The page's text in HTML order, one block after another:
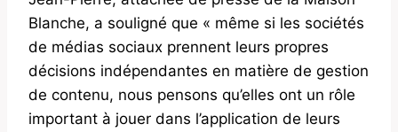
Blanche, a souligné que « même si les sociétés
de médias sociaux prennent leurs propres
décisions indépendantes en matière de gestion
de contenu, nous pensons qu’elles ont un rôle
important à jouer dans l’application de leurs